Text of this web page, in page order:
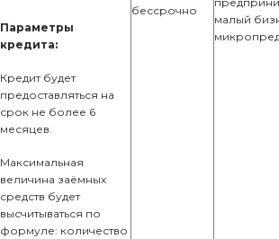
Параметры
кредита:
Кредит будет
предоставляться на
срок не более 6
месяцев.
Максимальная
величина заёмных
средств будет
высчитываться по
формуле: количество
бессрочно
малый